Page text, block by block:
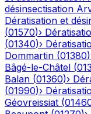
désinsectisation
Dératisation et
(01570)›
(01340)›
Dommartin (01380)
Bâgé-le-Châtel (
Balan (01360)›
(01990)›
Géovreissiat (